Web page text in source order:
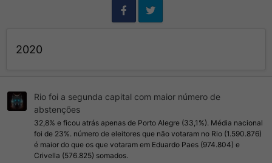
2020
Rio foi a segunda capital com maior número de
abstenções
32,8% e ficou atrás apenas de Porto Alegre (33,1%). Média nacional
foi de 23%. número de eleitores que não votaram no Rio (1.590.876)
é maior do que os que votaram em Eduardo Paes (974.804) e
Crivella (576.825) somados.